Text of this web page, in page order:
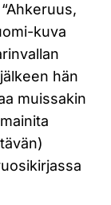
kuva
hän
muissakin